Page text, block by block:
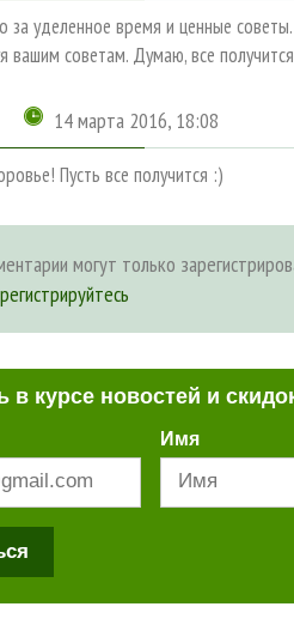
за уделенное время и ценные
вашим советам. Думаю, все
14 марта 2016, 18:08
Пусть все получится :)
могут только
в курсе новостей и
Имя